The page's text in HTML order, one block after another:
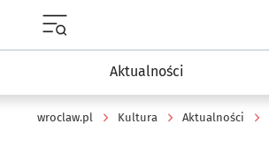
Aktualności
wroclaw.pl Kultura Aktualności